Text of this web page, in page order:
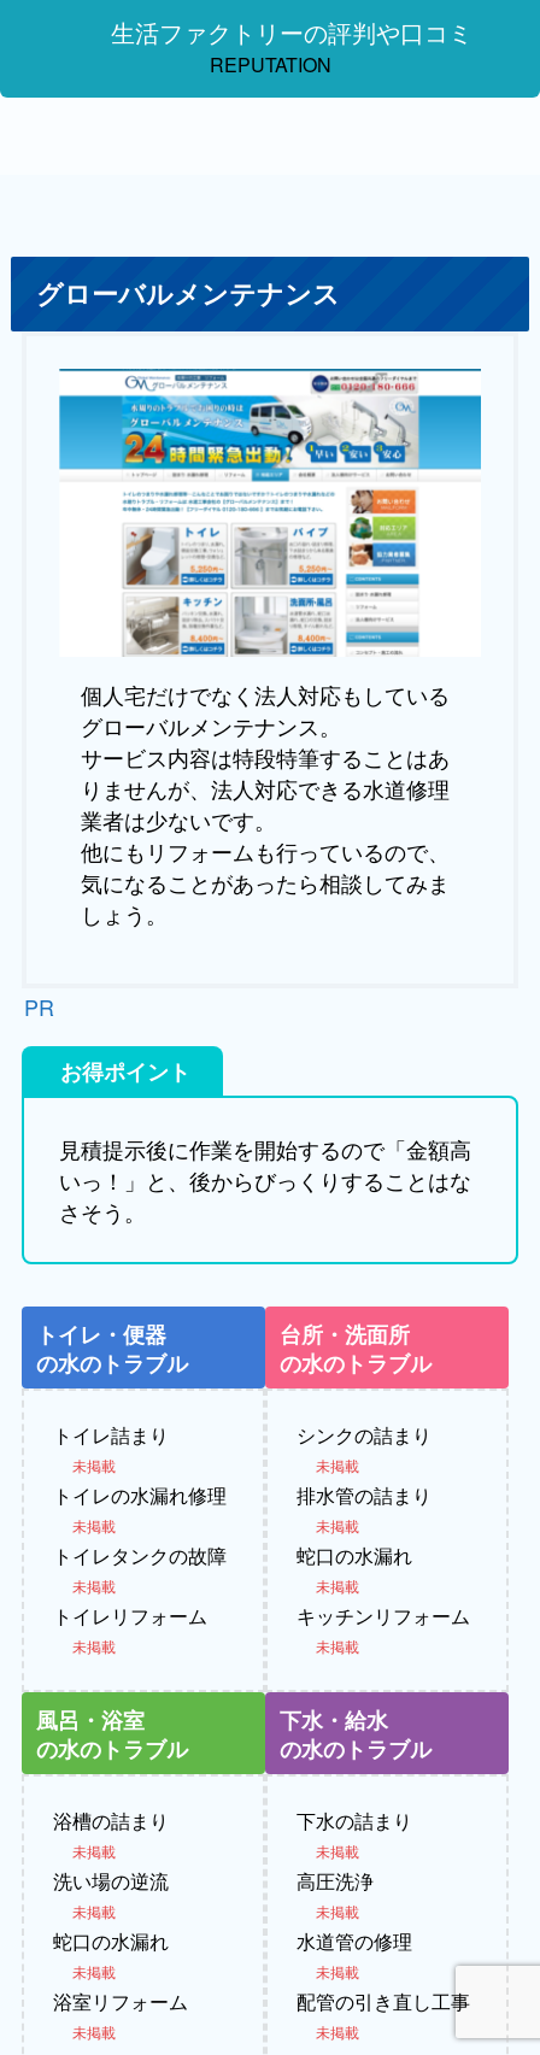
生活ファクトリーの評判や口コミ
REPUTATION
グローバルメンテナンス
個人宅だけでなく法人対応もしている
グローバルメンテナンス。
サービス内容は特段特筆することはあ
りませんが、法人対応できる水道修理
業者は少ないです。
他にもリフォームも行っているので、
気になることがあったら相談してみま
しょう。
PR
お得ポイント
見積提示後に作業を開始するので「金額高
いっ！」と、後からびっくりすることはな
さそう。
トイレ・便器
の水のトラブル
トイレ詰まり
未掲載
トイレの水漏れ修理
未掲載
トイレタンクの故障
未掲載
トイレリフォーム
未掲載
台所・洗面所
の水のトラブル
シンクの詰まり
未掲載
排水管の詰まり
未掲載
蛇口の水漏れ
未掲載
キッチンリフォーム
未掲載
風呂・浴室
の水のトラブル
浴槽の詰まり
未掲載
洗い場の逆流
未掲載
蛇口の水漏れ
未掲載
浴室リフォーム
未掲載
下水・給水
の水のトラブル
下水の詰まり
未掲載
高圧洗浄
未掲載
水道管の修理
未掲載
配管の引き直し工事
未掲載